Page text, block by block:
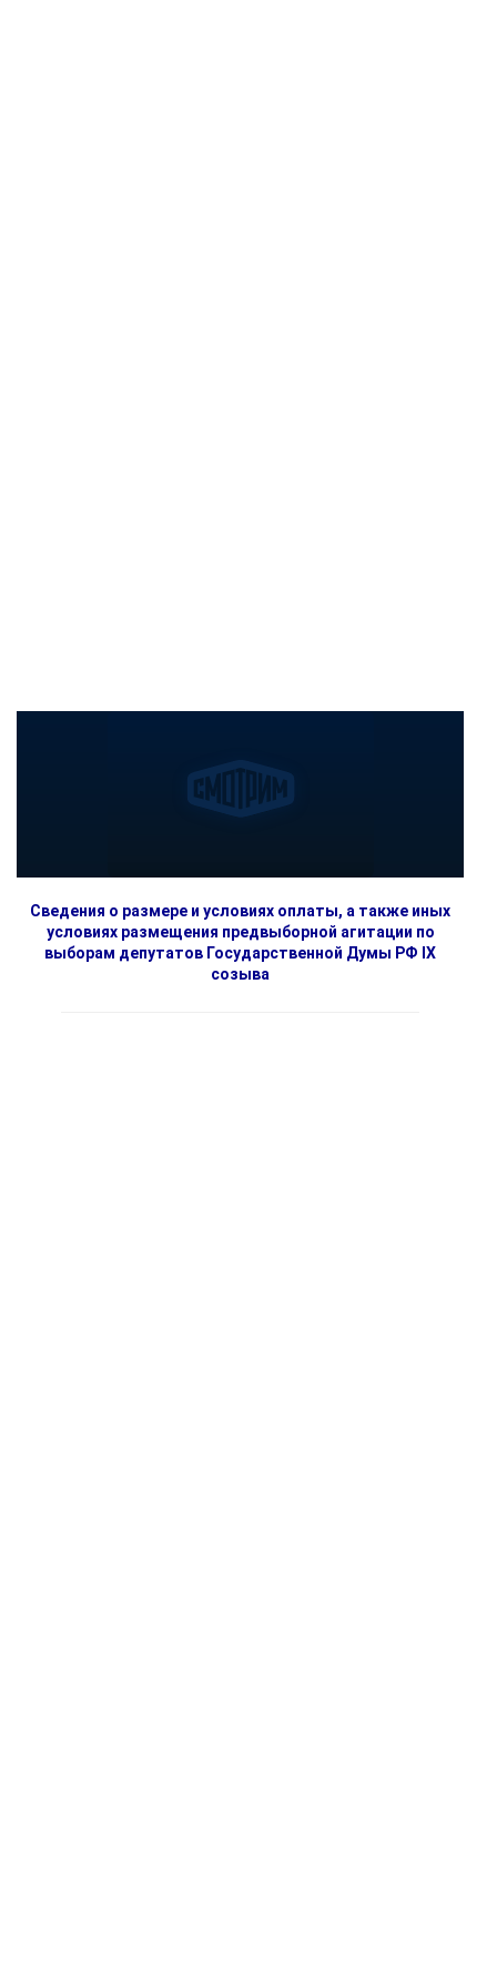
Сведения о размере и условиях оплаты, а также иных
условиях размещения предвыборной агитации по
выборам депутатов Государственной Думы РФ IX
созыва